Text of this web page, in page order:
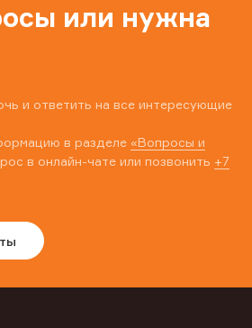
или нужна
и ответить на все интересующие
в разделе «Вопросы и
в онлайн-чате или позвонить +7